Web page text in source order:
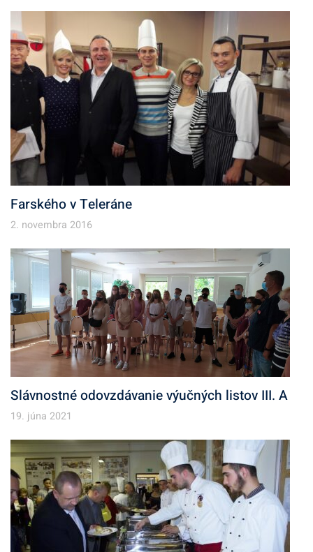
Farského v Teleráne
2. novembra 2016
Slávnostné odovzdávanie výučných listov III. A
19. júna 2021